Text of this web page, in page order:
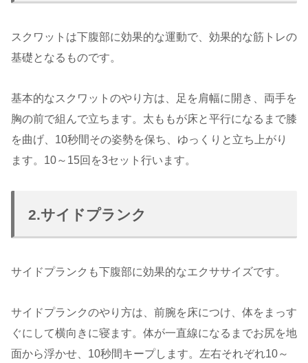
スクワットは下腹部に効果的な運動で、効果的な筋トレの
基礎となるものです。
基本的なスクワットのやり方は、足を肩幅に開き、両手を
胸の前で組んで立ちます。太ももが床と平行になるまで膝
を曲げ、10秒間その姿勢を保ち、ゆっくりと立ち上がり
ます。10～15回を3セット行います。
2.サイドプランク
サイドプランクも下腹部に効果的なエクササイズです。
サイドプランクのやり方は、前腕を床につけ、体をまっす
ぐにして横向きに寝ます。体が一直線になるまでお尻を地
面から浮かせ、10秒間キープします。左右それぞれ10～